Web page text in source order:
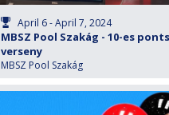
April 6 - April 7, 2024
MBSZ Pool Szakág - 10-es
verseny
MBSZ Pool Szakág